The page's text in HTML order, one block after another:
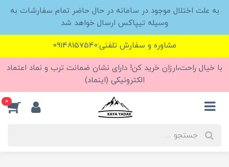
به علت اختلال موجود در سامانه در حال حاضر تمام سفارشات به
وسیله تیپاکس ارسال خواهد شد
مشاوره و سفارش تلفنی:09148157540
با خیال راحت،ارزان خرید کن! دارای نشان ضمانت ترب و نماد اعتماد
الکترونیکی (اینماد)
0